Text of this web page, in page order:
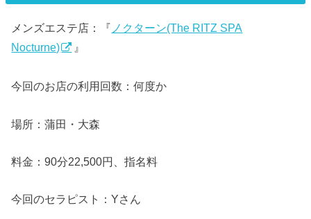
メンズエステ店：『 ノクターン(The RITZ SPA
Nocturne)
』
今回のお店の利用回数：何度か
場所：蒲田・大森
料金：90分22,500円、指名料
今回のセラピスト：Yさん